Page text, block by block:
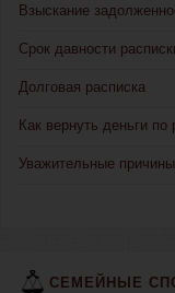
Взыскание
Срок давности
Долговая расписка
Как вернуть деньги по
Уважительные
СЕМЕЙНЫЕ